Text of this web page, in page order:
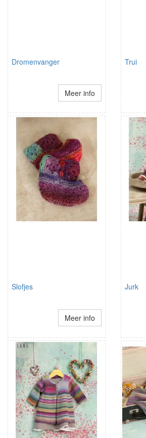
Dromenvanger
Meer info
Trui
Slofjes
Meer info
Jurk